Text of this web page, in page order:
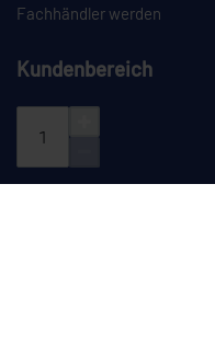
Fachhändler werden
Kundenbereich